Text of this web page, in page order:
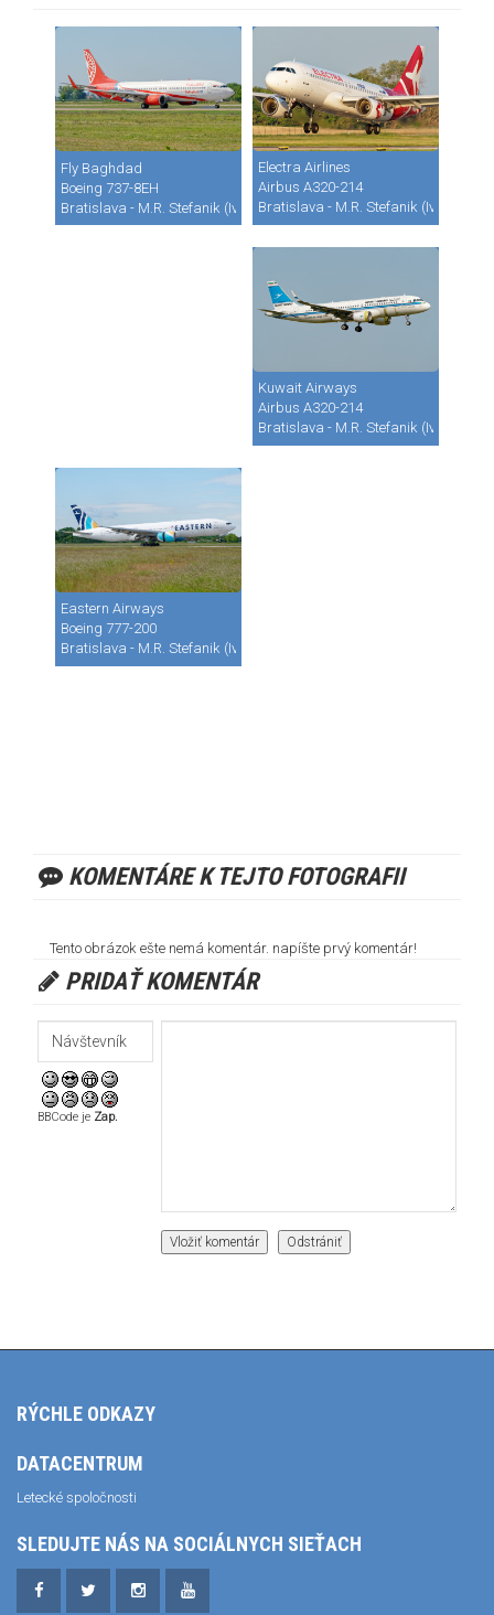
Fly Baghdad
Boeing 737-8EH
Bratislava - M.R. Stefanik (Ivanka) (BTS / LZIB)
Electra Airlines
Airbus A320-214
Bratislava - M.R. Stefanik (Ivanka)
Kuwait Airways
Airbus A320-214
Bratislava - M.R. Stefanik (Ivanka)
Eastern Airways
Boeing 777-200
Bratislava - M.R. Stefanik (Ivanka) (BTS / LZIB)
KOMENTÁRE K TEJTO FOTOGRAFII
Tento obrázok ešte nemá komentár. napíšte prvý komentár!
PRIDAŤ KOMENTÁR
BBCode je Zap.
RÝCHLE ODKAZY
DATACENTRUM
Letecké spoločnosti
SLEDUJTE NÁS NA SOCIÁLNYCH SIEŤACH